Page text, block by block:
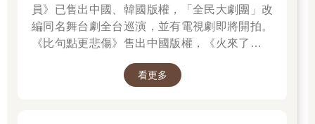
員》已售出中國、韓國版權，「全民大劇團」改
編同名舞台劇全台巡演，並有電視劇即將開拍。
《比句點更悲傷》售出中國版權，《火來了，快
看更多